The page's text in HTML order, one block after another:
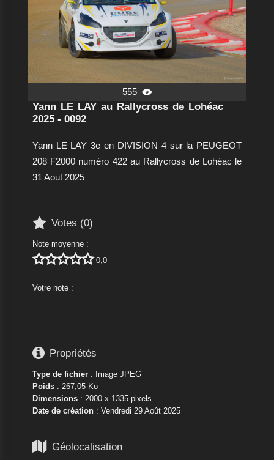
555 
Yann LE LAY au Rallycross de Lohéac
2025 - 0092
Yann LE LAY 3e en DIVISION 4 sur la PEUGEOT
208 F2000 numéro 422 au Rallycross de Lohéac le
31 Aout 2025
 Votes (0)
Note moyenne :
 0,0
Votre note :
 Propriétés
Type de fichier: Image JPEG
Poids: 267,05 Ko
Dimensions: 2000 x 1335 pixels
Date de création: Vendredi 29 Août 2025
 Géolocalisation